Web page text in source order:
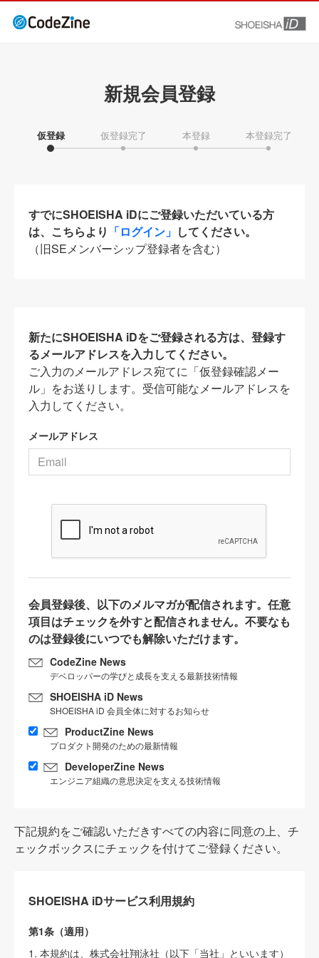
新規会員登録
仮登録 仮登録完了 本登録 本登録完了
すでにSHOEISHA iDにご登録いただいている方
は、こちらより 「ログイン」 してください。
（旧SEメンバーシップ登録者を含む）
新たにSHOEISHA iDをご登録される方は、登録す
るメールアドレスを入力してください。
ご入力のメールアドレス宛てに「仮登録確認メー
ル」をお送りします。受信可能なメールアドレスを
入力してください。
メールアドレス
会員登録後、以下のメルマガが配信されます。任意
項目はチェックを外すと配信されません。不要なも
のは登録後にいつでも解除いただけます。
CodeZine News
デベロッパーの学びと成長を支える最新技術情報
SHOEISHA iD News
SHOEISHA iD 会員全体に対するお知らせ
ProductZine News
プロダクト開発のための最新情報
DeveloperZine News
エンジニア組織の意思決定を支える技術情報
下記規約をご確認いただきすべての内容に同意の上、チ
ェックボックスにチェックを付けてご登録ください。
SHOEISHA iDサービス利用規約
第1条（適用）
1. 本規約は、株式会社翔泳社（以下「当社」といいます）